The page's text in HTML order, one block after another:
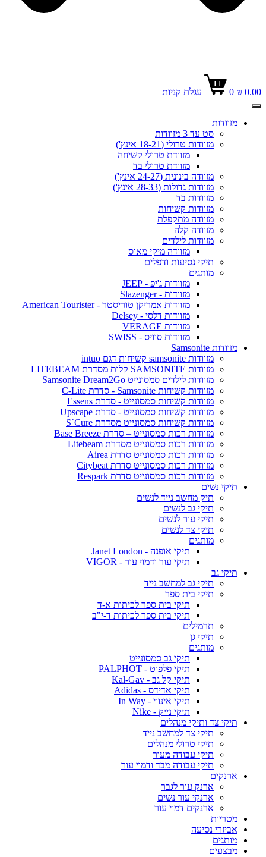
₪ 0.00
0 עגלת קניות
מזוודות
סט עד 3 מזוודות
מזוודות טרולי (18-21 אינץ')
מזוודת טרולי קשיחה
מזוודת טרולי בד
מזוודה בינונית (24-27 אינץ')
מזוודות גדולות (28-33 אינץ')
מזוודות בד
מזוודות קשיחות
מזוודה מתקפלת
מזוודה קלה
מזוודות לילדים
מזוודה מיקי מאוס
תיקי נסיעות ודפלים
מותגים
מזוודות ג'יפ - JEEP
מזוודות - Slazenger
מזוודות אמריקן טוריסטר - American Tourister
מזוודות דלסי - Delsey
מזוודות VERAGE
מזוודות סוויס - SWISS
מזוודות Samsonite
מזוודות samsonite קשיחות דגם intuo
מזוודות SAMSONITE קלות מסדרת LITEBEAM
מזוודות לילדים סמסונייט Samsonite Dream2Go
מזוודות קשיחות Samsonite - סדרת C-Lite
מזוודות קשיחות סמסונייט - סדרת Essens
מזוודות קשיחות סמסונייט - סדרת Upscape
מזוודות קשיחות סמסונייט מסדרת S`Cure
מזוודות רכות סמסונייט – סדרת Base Breeze
מזוודות רכות סמסונייט מסדרת Litebeam
מזוודות רכות סמסונייט סדרת Airea
מזוודות רכות סמסונייט סדרת Citybeat
מזוודות רכות סמסונייט סדרת Respark
תיקי נשים
תיק מחשב נייד לנשים
תיקי גב לנשים
תיקי עור לנשים
תיקי צד לנשים
מותגים
תיקי אופנה - Janet London
תיקי עור ודמוי עור - VIGOR
תיקי גב
תיקי גב למחשב נייד
תיקי בית ספר
תיקי בית ספר לכיתות א-ד
תיקי בית ספר לכיתות ד-י"ב
תרמילים
תיקי גן
מותגים
תיקי גב סמסונייט
תיקי פלפוט - PALPHOT
תיקי קל גב - Kal-Gav
תיקי אדידס - Adidas
תיקי אינווי - In Way
תיקי נייק - Nike
תיקי צד ותיקי מנהלים
תיקי צד למחשב נייד
תיקי טרולי מנהלים
תיקי עבודה מעור
תיקי עבודה מבד ודמוי עור
ארנקים
ארנק עור לגבר
ארנקי עור נשים
ארנקים דמוי עור
מטריות
אביזרי נסיעה
מותגים
מבצעים